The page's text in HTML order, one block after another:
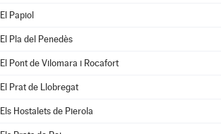
El Papiol
El Pla del Penedès
El Pont de Vilomara i Rocafort
El Prat de Llobregat
Els Hostalets de Pierola